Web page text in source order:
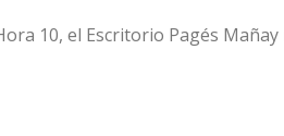
10, el Escritorio Pagés